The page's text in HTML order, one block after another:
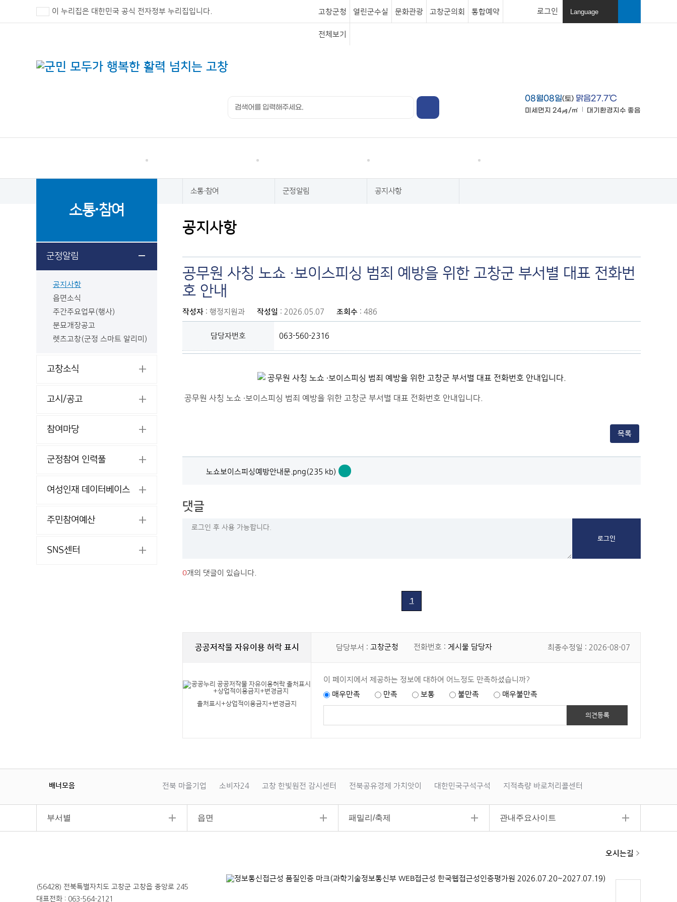
이 누리집은 대한민국 공식 전자정부 누리집입니다. 고창군청 열린군수실 문화관광 고창군의회 통합예약
전체보기
로그인
Language
08월08일(토) 맑음27.7℃
미세먼지 24㎍/㎥ 대기환경지수 좋음
사이트맵
소통·참여
군정알림
공지사항
읍면소식
주간주요업무(행사)
분묘개장공고
렛츠고창(군정 스마트 알리미)
고창소식
고시/공고
참여마당
군정참여 인력풀
여성인재 데이터베이스
주민참여예산
SNS센터
소통·참여 군정알림 공지사항
공지사항
공무원 사칭 노쇼 ·보이스피싱 범죄 예방을 위한 고창군 부서별 대표 전화번
호 안내
작성자 : 행정지원과 작성일 : 2026.05.07 조회수 : 486
담당자번호 063-560-2316
공무원 사칭 노쇼 ·보이스피싱 범죄 예방을 위한 고창군 부서별 대표 전화번호 안내입니다.
목록
노쇼보이스피싱예방안내문.png(235 kb)
댓글
0개의 댓글이 있습니다.
1
공공저작물 자유이용 허락 표시
출처표시+상업적이용금지+변경금지
담당부서 :고창군청 전화번호 : 게시물 담당자 최종수정일 : 2026-08-07
이 페이지에서 제공하는 정보에 대하여 어느정도 만족하셨습니까?
매우만족
만족 보통 불만족 매우불만족
배너모음
전 시 음
전북 마을기업 소비자24 고창 한빛원전 감시센터 전북공유경제 가치앗이 대한민국구석구석 지적측량 바로처리콜센터
부서별 읍면 패밀리/축제 관내주요사이트
(56428) 전북특별자치도 고창군 고창읍 중앙로 245
대표전화 : 063-564-2121
오시는길